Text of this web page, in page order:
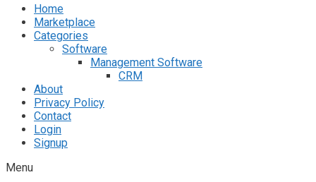
Home
Marketplace
Categories
Software
Management Software
CRM
About
Privacy Policy
Contact
Login
Signup
Menu